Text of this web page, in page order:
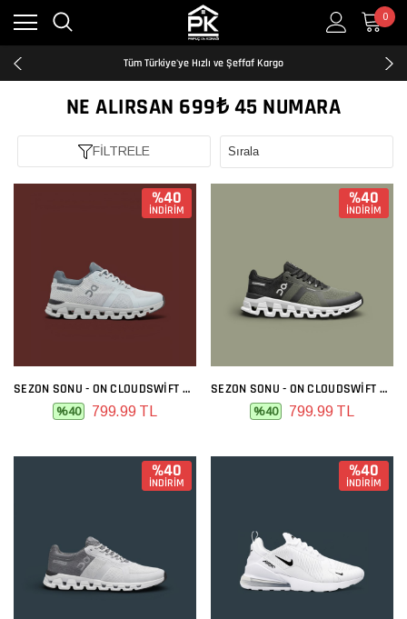
0
Kredi Kartına Taksit İmkanı
2500₺ ve Üzeri Ücretsiz Kargo
Tüm Türkiye'ye Hızlı ve Şeffaf Kargo
Kredi Kartına Taksit İmkanı
2500₺ ve Üzeri Ücretsiz Kargo
Tüm Türkiye'ye Hızlı ve Şeffaf Kargo
Kredi Kartına Taksit İmkanı
NE ALIRSAN 699₺ 45 NUMARA
FİLTRELE
%40
İNDİRİM
SEZON SONU - ON CLOUDSWIFT BEYAZ GRI
%40 799.99 TL
%40
İNDİRİM
SEZON SONU - ON CLOUDSWIFT HAKI
%40 799.99 TL
%40
İNDİRİM
%40
İNDİRİM